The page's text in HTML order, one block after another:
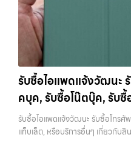
หรือยี่ห้ออื่น รับซื้อมือถือ…
การขายของคุณ เราจึงตั้งใจให้บริกา
แจ้งวัฒนะ, บางแค, วัชรพล, รามอิ
เสนานิคม, วังหิน อย่างเต็มที่ ไม่ว่
“รับซื้อโทรศัพท์มือสองกรุงเทพ”, “ข
กรุงเทพถึงที่”, หรือ “รับซื้อ
เพราะบริการของเรามุ่งตรงให้คุณไ
กว่า เลือกเราแล้วคุณจะได้บริการ
อำนวยความสะดวก นัดรับถึงที่ ตรว
ทั้งหมดนี้เพื่อให้การขายอุปกรณ์ของ
และคุ้มค่ากว่า ทำไมต้องเลือกเรา
iPhone, Samsung, ไอแพด แท็บเ
ทุกสภาพ — ขอขายง่าย ได้เงินเร็ว
ไอโฟน, รับซื้อไอแพด, รับซื้อมือถือ
เว็บไซต์ที่คุณไว้วางใจได้ สำหรับบ
iPad, แท็บเล็ต ทุกยี่ห้อ ให้ราคาสูง
ลาดพร้าว, รัชดา, บางรัก, แจ้งวัฒน
กรุงเทพฯ ใกล้ “ใกล้ ฉัน” ที่สุด ใน
ใหม่ๆ เปลี่ยนรุ่นกันแทบทุกช่วงเวล
ที่ไม่ได้ใช้งานอยู่เฉยๆ เว็บไซต์ของเ
ซื้อไอโฟน, รับซื้อไอแพด, รับซื้อมือ
แท็บเล็ต, รับซื้อสินค้าไอทีกรุงเทพม
รับซื้อไอแพดแจ้งวัฒนะ
คบุค, รับซื้อโน๊ตบุ๊ค, รับซื้
เกี่ยวกับสินค้าไอที กรุงเ
วงจร
รับซื้อไอแพดแจ้งวัฒนะ รับซื้อโทร
แท็บเล็ต, หรือบริการอื่นๆ เกี่ยวกับสิ